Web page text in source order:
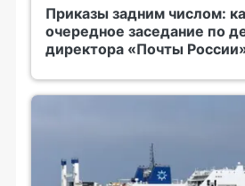
Приказы задним числом:
очередное заседание по
директора «Почты